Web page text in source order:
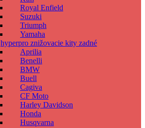
Royal Enfield
Suzuki
Triumph
Yamaha
hyperpro znižovacie kity zadné
Aprilia
Benelli
BMW
Buell
Cagiva
CF Moto
Harley Davidson
Honda
Husqvarna